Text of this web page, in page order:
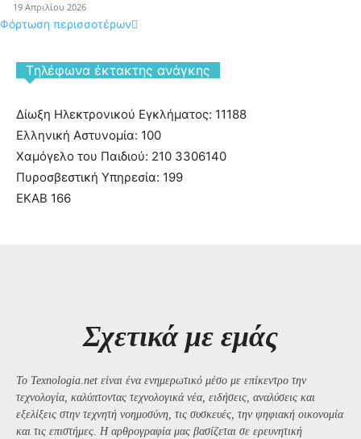
19 Απριλίου 2026
Φόρτωση περισσοτέρων
Tηλέφωνα έκτακτης ανάγκης
Δίωξη Ηλεκτρονικού Εγκλήματος: 11188
Ελληνική Αστυνομία: 100
Χαμόγελο του Παιδιού: 210 3306140
Πυροσβεστική Υπηρεσία: 199
ΕΚΑΒ 166
Σχετικά με εμάς
Το Texnologia.net είναι ένα ενημερωτικό μέσο με επίκεντρο την
τεχνολογία, καλύπτοντας τεχνολογικά νέα, ειδήσεις, αναλύσεις και
εξελίξεις στην τεχνητή νοημοσύνη, τις συσκευές, την ψηφιακή οικονομία
και τις επιστήμες. Η αρθρογραφία μας βασίζεται σε ερευνητική